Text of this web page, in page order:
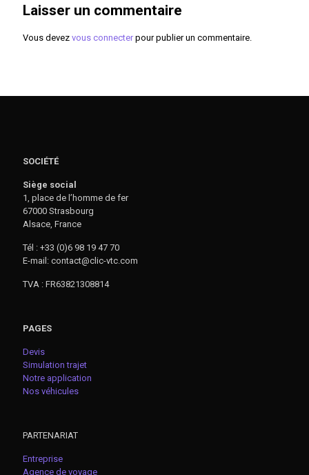
Laisser un commentaire
Vous devez vous connecterpour publier un commentaire.
SOCIÉTÉ
Siège social
1, place de l’homme de fer
67000 Strasbourg
Alsace, France
Tél : +33 (0)6 98 19 47 70
E-mail: contact@clic-vtc.com
TVA : FR63821308814
PAGES
Devis
Simulation trajet
Notre application
Nos véhicules
PARTENARIAT
Entreprise
Agence de voyage